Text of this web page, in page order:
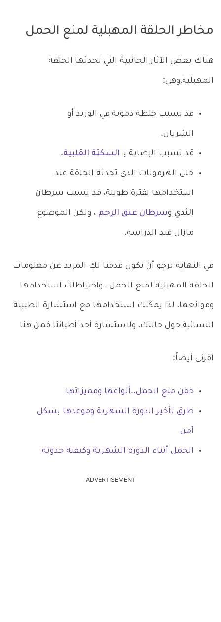
مخاطر الحلقة المهبلية لمنع الحمل
هناك بعض الآثار الجانبية التي تحدثها الحلقة
المهبلية،وهي:
قد تسبب جلطة دموية في الوريد أو
الشريان.
قد تسبب الإصابة بـ السكتة القلبية.
خلل الهرمونات الذي تحدثه الحلقة عند
استخدامها لفترة طويلة، قد يسبب سرطان
الثدي وسرطان عنق الرحم ، ولكن الموضوع
مازال قيد الدراسة.
في النهاية نرجو أن نكون قدمنا لكِ المزيد عن معلومات
الحلقة المهبلية لمنع الحمل ، واحتياطات استخدامها
وموانعها، لذا يمكنك استخدامها مع استشارة الطبيبة
النسائية حول حالتك، ولاستشارة أحد أطبائنا فمن هنا
اقرئي أيضاً:
حقن منع الحمل..أنواعها ومميزاتها
طرق تأخير الدورة الشهرية وموعدها بشكل
آمن
الحمل أثناء الدورة الشهرية وكيفية حدوثه
ADVERTISEMENT